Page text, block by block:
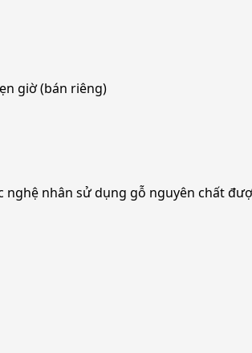
giờ (bán riêng)
nhân sử dụng gỗ nguyên chất